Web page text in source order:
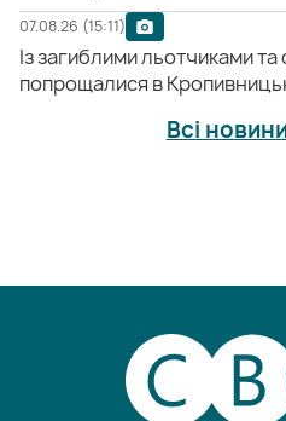
07.08.26 (15:11)
Із загиблими льотчиками
попрощалися в
Всі